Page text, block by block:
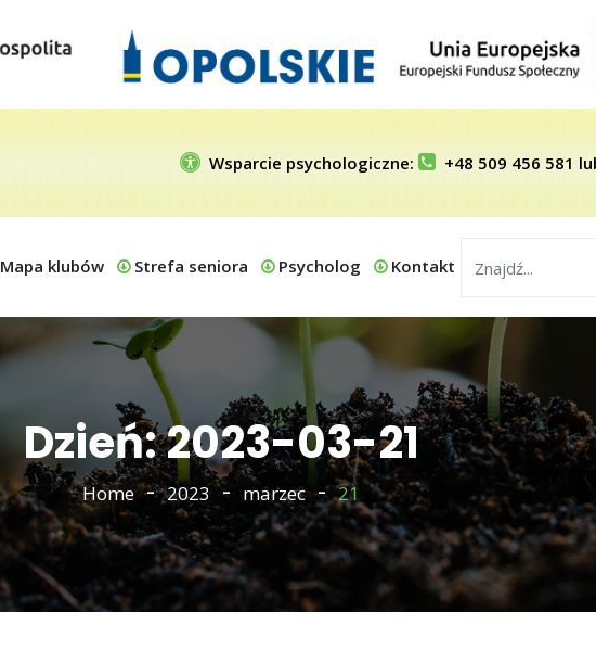
Wsparcie psychologiczne: +48 509 456 581
Mapa klubów Strefa seniora Psycholog Kontakt
Dzień: 2023-03-21
Home 2023 marzec 21